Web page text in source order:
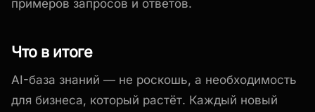
примеров запросов и ответов.
Что в итоге
AI-база знаний — не роскошь, а необходимость
для бизнеса, который растёт. Каждый новый